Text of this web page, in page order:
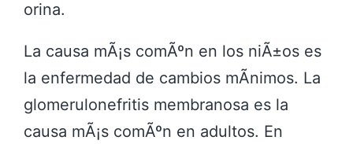
orina.
La causa mÃ¡s comÃºn en los niÃ±os es
la enfermedad de cambios mÃ­nimos. La
glomerulonefritis membranosa es la
causa mÃ¡s comÃºn en adultos. En